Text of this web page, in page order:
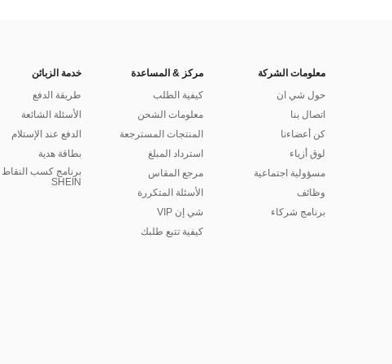
معلومات الشركة
حول شي ان
اتصال بنا
كن أعضاءنا
لوق أزياء
مسؤولية اجتماعية
وظائف
برنامج شركاء
مركز & المساعدة
كيفية الطلب
معلومات الشحن
المنتجات المسترجعة
استرداد المبلغ
مرجع المقاس
الأسئلة المتكررة
شي إن VIP
كيفية تتبع طلبك
خدمة الزبائن
طريقة الدفع
الأسئلة الشائعة
الدفع عند الإستلام
بطاقة هدية
برنامج كسب النقاط
SHEIN